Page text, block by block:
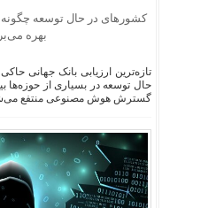
کشورهای در حال توسعه
بهره
تازه‌ترین ارزیابی بانک جهانی
حال توسعه در بسیاری از حوزه‌ها
گسترش هوش مصنوعی منتفع